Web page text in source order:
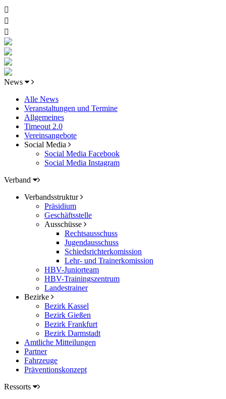
News
Alle News
Veranstaltungen und Termine
Allgemeines
Timeout 2.0
Vereinsangebote
Social Media
Social Media Facebook
Social Media Instagram
Verband
Verbandsstruktur
Präsidium
Geschäftsstelle
Ausschüsse
Rechtsausschuss
Jugendausschuss
Schiedsrichterkomission
Lehr- und Trainerkomission
HBV-Juniorteam
HBV-Trainingszentrum
Landestrainer
Bezirke
Bezirk Kassel
Bezirk Gießen
Bezirk Frankfurt
Bezirk Darmstadt
Amtliche Mitteilungen
Partner
Fahrzeuge
Präventionskonzept
Ressorts